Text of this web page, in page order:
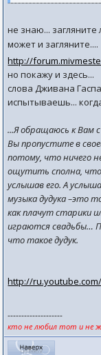
не знаю...
может и загляните....
http://
но покажу и здесь...
слова Дживана
испытываешь...
...Я обращаюсь к Вам
Вы пропустите в
потому, что ничего
ощутить сполна,
услышав его. А
музыка дудука –это
как плачут старики
играются свадьбы…
что такое дудук.
http://
--------------------
кто не любил тот и не